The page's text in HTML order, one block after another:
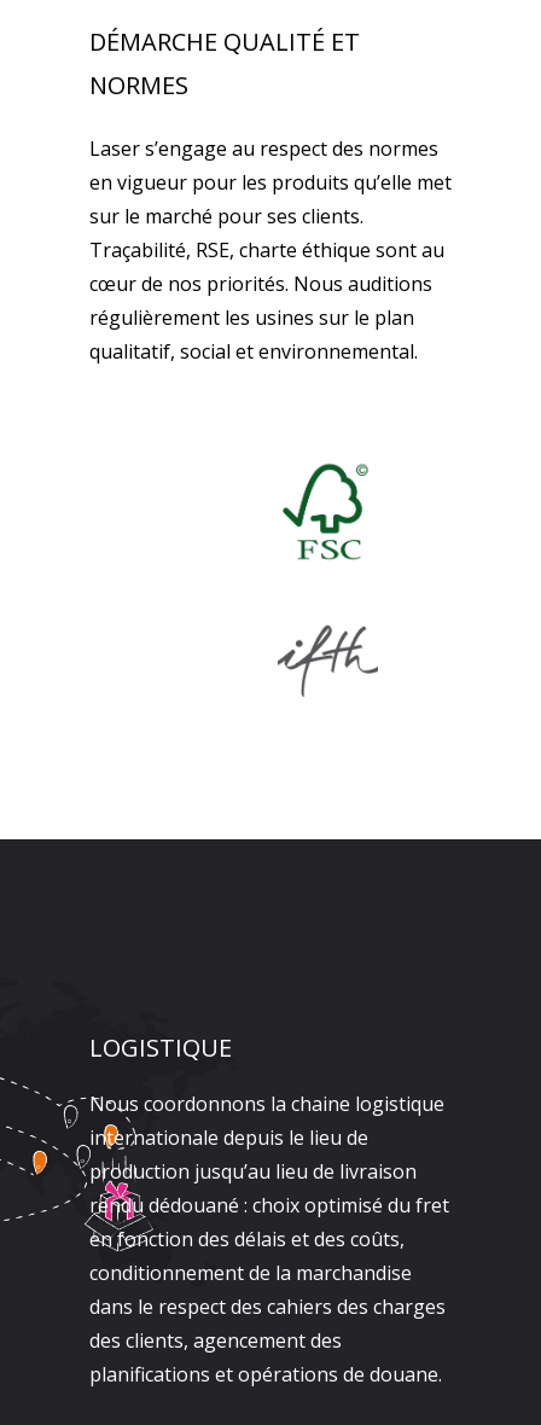
DÉMARCHE QUALITÉ ET
NORMES
Laser s’engage au respect des normes
en vigueur pour les produits qu’elle met
sur le marché pour ses clients.
Traçabilité, RSE, charte éthique sont au
cœur de nos priorités. Nous auditions
régulièrement les usines sur le plan
qualitatif, social et environnemental.
LOGISTIQUE
Nous coordonnons la chaine logistique
internationale depuis le lieu de
production jusqu’au lieu de livraison
rendu dédouané : choix optimisé du fret
en fonction des délais et des coûts,
conditionnement de la marchandise
dans le respect des cahiers des charges
des clients, agencement des
planifications et opérations de douane.